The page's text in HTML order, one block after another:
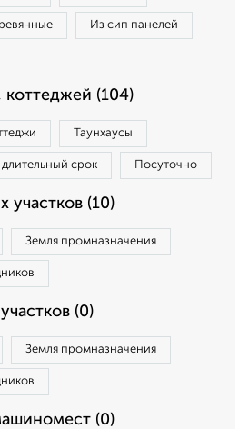
Из сип панелей
(104)
Таунхаусы
длительный срок Посуточно
участков (10)
Земля промназначения
(0)
Земля промназначения
(0)